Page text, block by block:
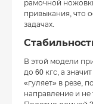
рамочной
привыкания, что
задачах.
В этой модели
до 60 кгс, а
«гуляет» в резе,
направление и не